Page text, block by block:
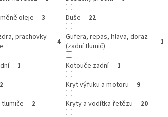
oleje 3 Duše 22
prachovky
4 Gufera, repas, hlava, doraz
(zadní tlumič)
1
1 Kotouče zadní 1
2 Kryt výfuku a motoru 9
2 Kryty a vodítka řetězu 20